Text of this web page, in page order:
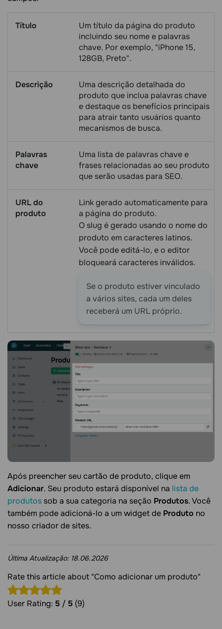
Título
Um título da página do produto
incluindo seu nome e palavras
chave. Por exemplo, "iPhone 15,
128GB, Preto".
Descrição
Uma descrição detalhada do
produto que inclua palavras chave
e destaque os benefícios principais
para atrair tanto usuários quanto
mecanismos de busca.
Palavras
chave
Uma lista de palavras chave e
frases relacionadas ao seu produto
que serão usadas para SEO.
URL do
produto
Link gerado automaticamente para
a página do produto.
O slug é gerado usando o nome do
produto em caracteres latinos.
Você pode editá-lo, e o editor
bloqueará caracteres inválidos.
Se o produto estiver vinculado
a vários sites, cada um deles
receberá um URL próprio.
Após preencher seu cartão de produto, clique em
Adicionar. Seu produto estará disponível na lista de
produtos sob a sua categoria na seção Produtos. Você
também pode adicioná-lo a um widget de Produto no
nosso criador de sites.
Última Atualização: 18.06.2026
Rate this article about "Como adicionar um produto"
User Rating: 5 / 5 (9)